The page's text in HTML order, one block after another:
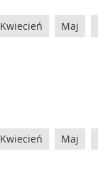
Kwiecień Maj
Kwiecień Maj